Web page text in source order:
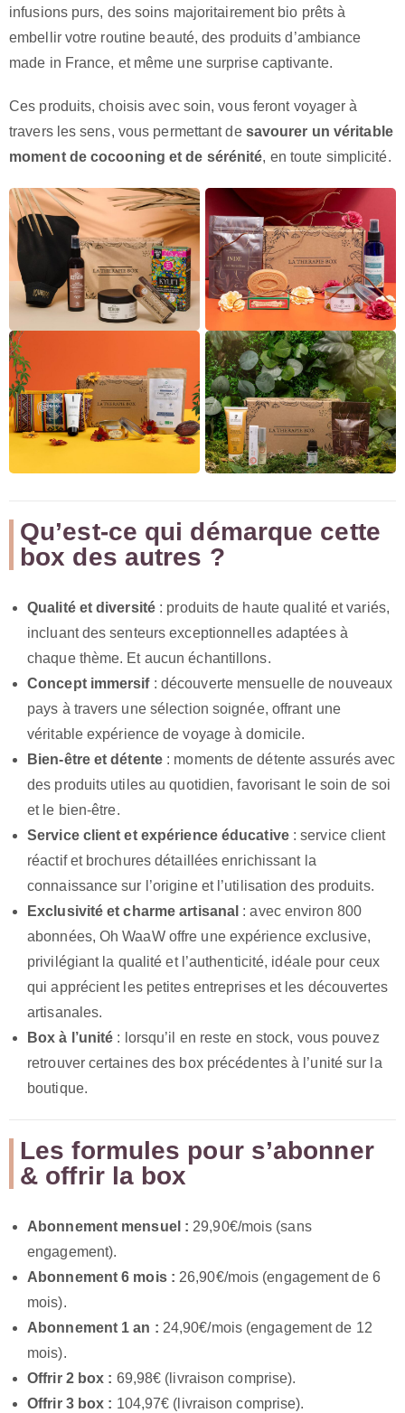
infusions purs, des soins majoritairement bio prêts à
embellir votre routine beauté, des produits d’ambiance
made in France, et même une surprise captivante.
Ces produits, choisis avec soin, vous feront voyager à
travers les sens, vous permettant de savourer un véritable
moment de cocooning et de sérénité, en toute simplicité.
Qu’est-ce qui démarque cette
box des autres ?
Qualité et diversité : produits de haute qualité et variés,
incluant des senteurs exceptionnelles adaptées à
chaque thème. Et aucun échantillons.
Concept immersif: découverte mensuelle de nouveaux
pays à travers une sélection soignée, offrant une
véritable expérience de voyage à domicile.
Bien-être et détente : moments de détente assurés avec
des produits utiles au quotidien, favorisant le soin de soi
et le bien-être.
Service client et expérience éducative: service client
réactif et brochures détaillées enrichissant la
connaissance sur l’origine et l’utilisation des produits.
Exclusivité et charme artisanal : avec environ 800
abonnées, Oh WaaW offre une expérience exclusive,
privilégiant la qualité et l’authenticité, idéale pour ceux
qui apprécient les petites entreprises et les découvertes
artisanales.
Box à l’unité : lorsqu’il en reste en stock, vous pouvez
retrouver certaines des box précédentes à l’unité sur la
boutique.
Les formules pour s’abonner
& offrir la box
Abonnement mensuel : 29,90€/mois (sans
engagement).
Abonnement 6 mois : 26,90€/mois (engagement de 6
mois).
Abonnement 1 an : 24,90€/mois (engagement de 12
mois).
Offrir 2 box : 69,98€ (livraison comprise).
Offrir 3 box : 104,97€ (livraison comprise).